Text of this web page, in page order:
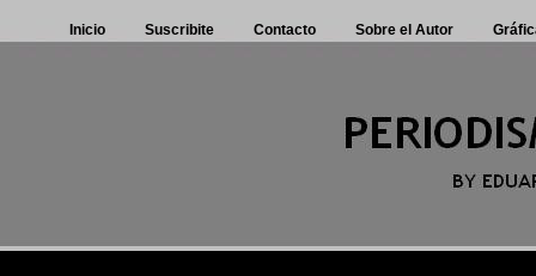
Inicio Suscribite Contacto Sobre el Autor